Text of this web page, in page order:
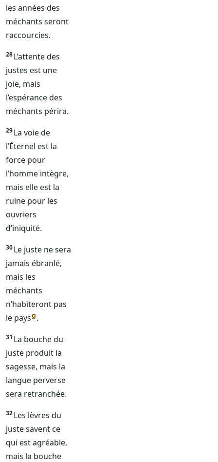
les années des
méchants seront
raccourcies.
28L’attente des
justes est une
joie, mais
l’espérance des
méchants périra.
29La voie de
l’Éternel est la
force pour
l’homme intègre,
mais elle est la
ruine pour les
ouvriers
d’iniquité.
30Le juste ne sera
jamais ébranlé,
mais les
méchants
n’habiteront pas
le paysg.
31 La bouche du
juste produit la
sagesse, mais la
langue perverse
sera retranchée.
32Les lèvres du
juste savent ce
qui est agréable,
mais la bouche